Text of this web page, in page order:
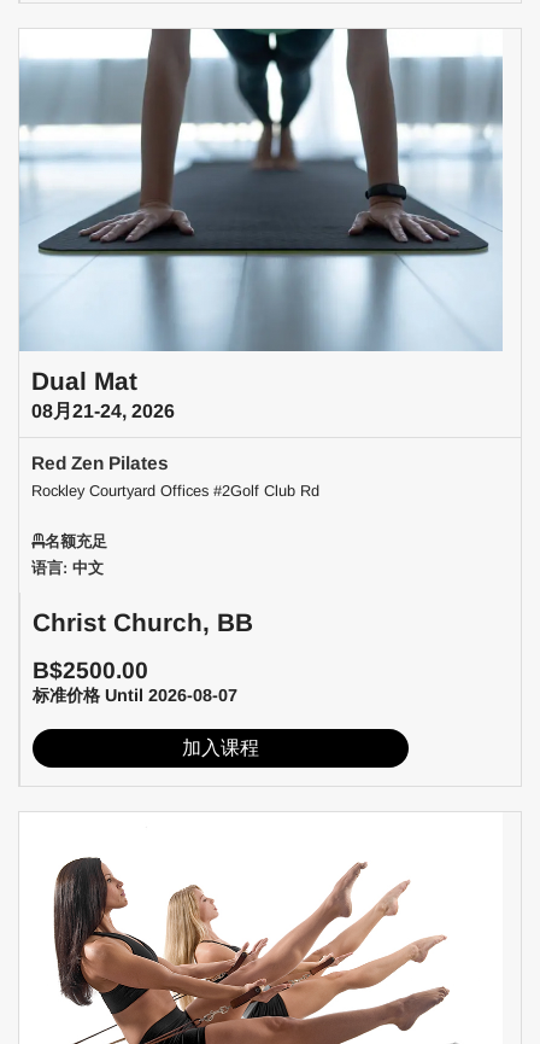
Dual Mat
08月21-24, 2026
Red Zen Pilates
Rockley Courtyard Offices #2Golf Club Rd
名额充足
语言: 中文
Christ Church, BB
B$2500.00
标准价格 Until 2026-08-07
加入课程